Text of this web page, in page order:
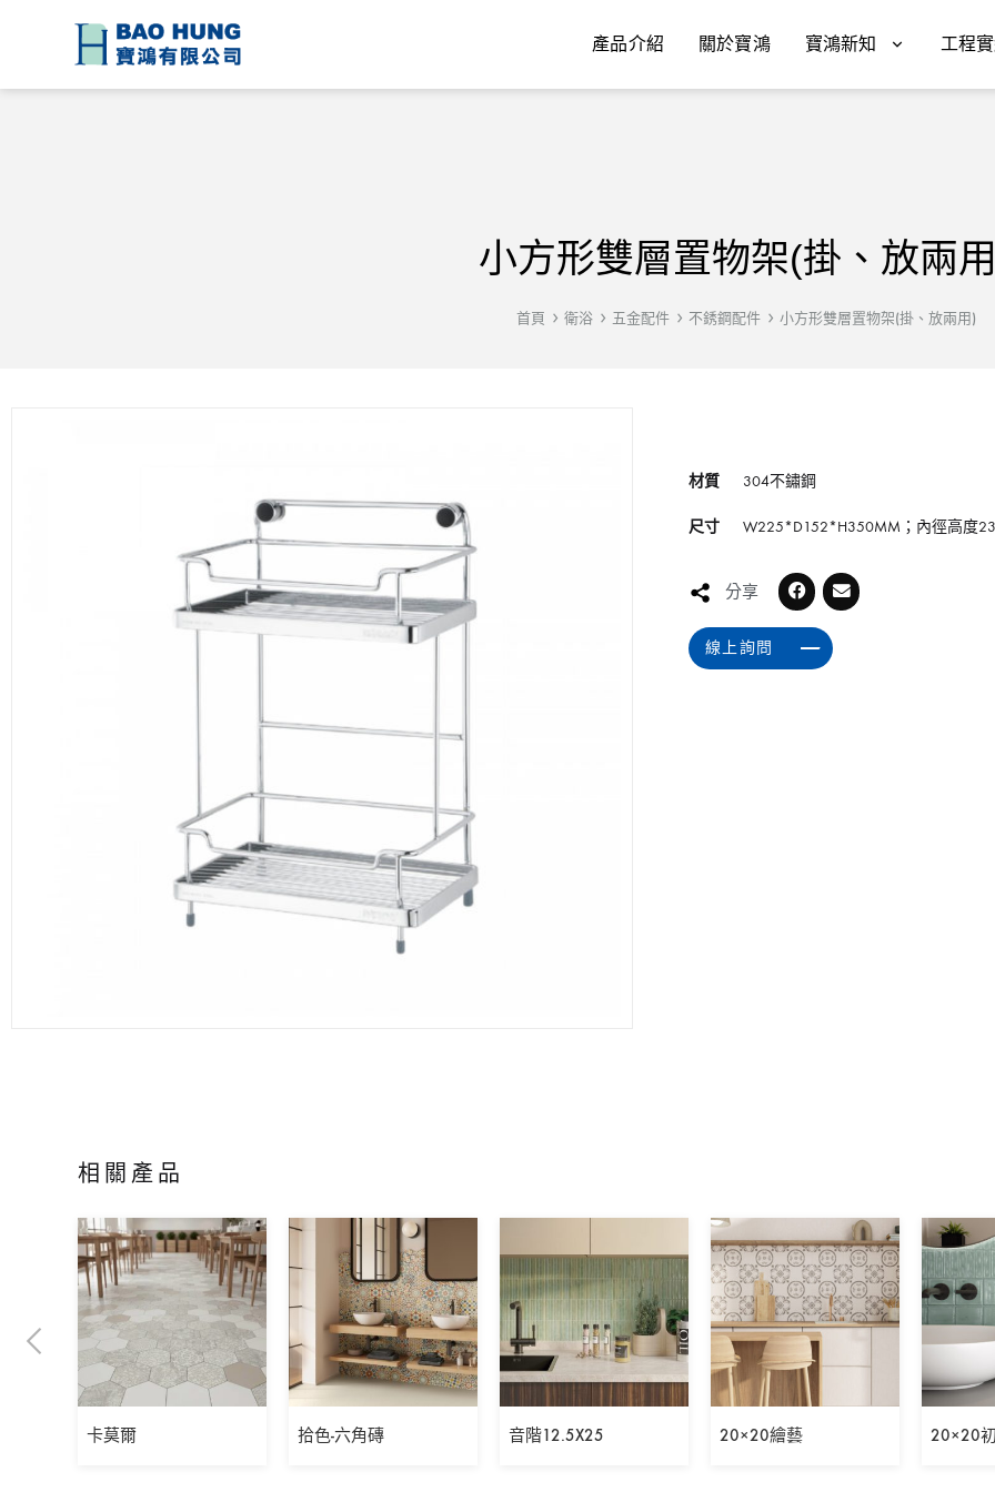
產品介紹 關於寶鴻 寶鴻新知 工程
小方形雙層置物架(掛、放兩
首頁 衛浴 五金配件 不銹鋼配件 小方形雙層置物架(掛、放兩用)
材質 304不鏽鋼
尺寸 W225*D152*H350MM；內徑高度
分享
線上詢問
相關產品
卡莫爾 拾色-六角磚 音階12.5X25 20×20繪藝 20×20